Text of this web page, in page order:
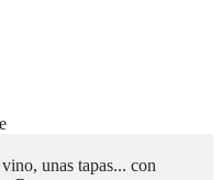
unas tapas... con